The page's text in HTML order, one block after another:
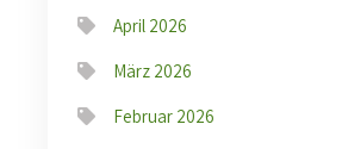
April 2026
März 2026
Februar 2026